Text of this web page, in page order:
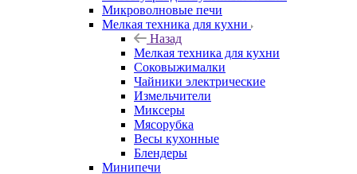
Микроволновые печи
Мелкая техника для кухни
Назад
Мелкая техника для кухни
Соковыжималки
Чайники электрические
Измельчители
Миксеры
Мясорубка
Весы кухонные
Блендеры
Минипечи